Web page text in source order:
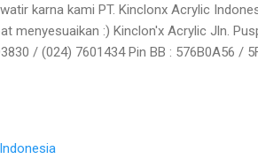
karna kami PT. Kinclonx Acrylic
menyesuaikan :) Kinclon'x Acrylic Jln.
/ (024) 7601434 Pin BB : 576B0A56 /